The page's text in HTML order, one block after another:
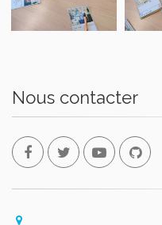
Nous contacter